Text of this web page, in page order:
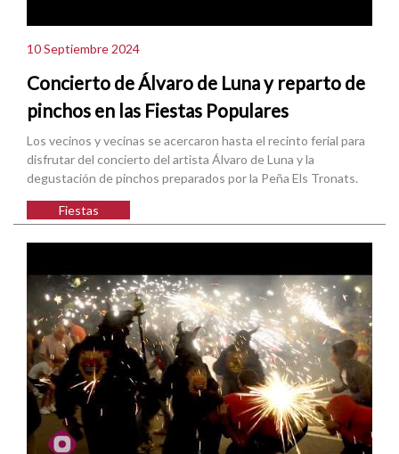
10 Septiembre 2024
Concierto de Álvaro de Luna y reparto de
pinchos en las Fiestas Populares
Los vecinos y vecinas se acercaron hasta el recinto ferial para
disfrutar del concierto del artista Álvaro de Luna y la
degustación de pinchos preparados por la Peña Els Tronats.
Fiestas